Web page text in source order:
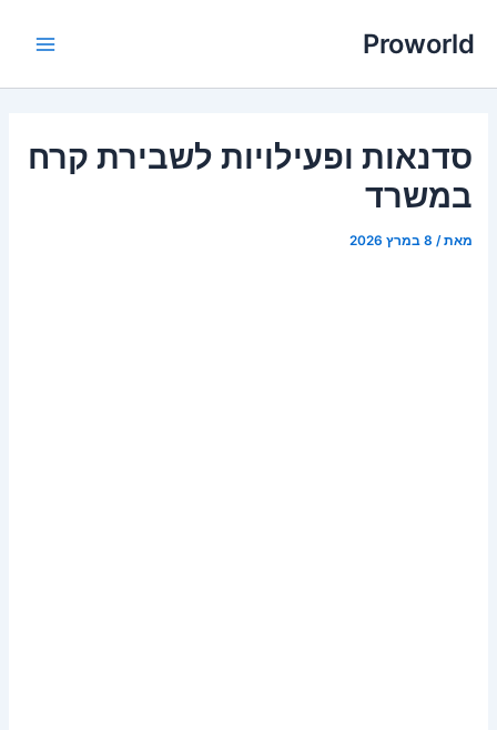
לתוכןProworld
סדנאות ופעילויות לשבירת קרח
במשרד
מאת/ 8 במרץ 2026